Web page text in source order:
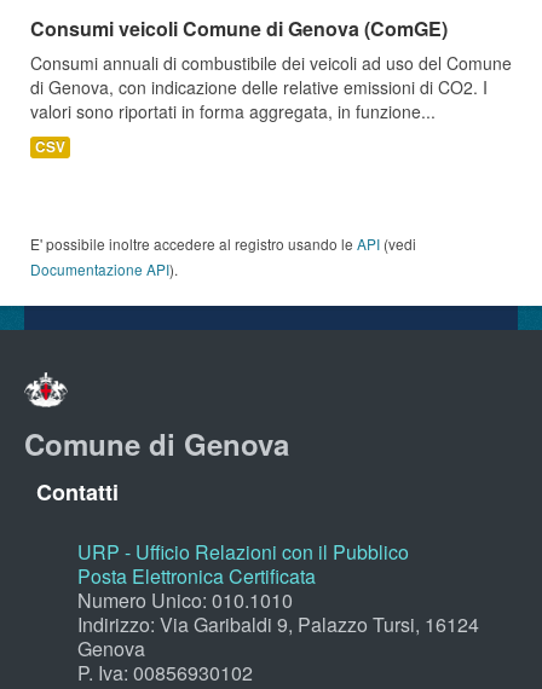
Consumi veicoli Comune di Genova (ComGE)
Consumi annuali di combustibile dei veicoli ad uso del Comune
di Genova, con indicazione delle relative emissioni di CO2. I
valori sono riportati in forma aggregata, in funzione...
CSV
E' possibile inoltre accedere al registro usando le API (vedi
Documentazione API).
Comune di Genova
Contatti
URP - Ufficio Relazioni con il Pubblico
Posta Elettronica Certificata
Numero Unico: 010.1010
Indirizzo: Via Garibaldi 9, Palazzo Tursi, 16124
Genova
P. Iva: 00856930102